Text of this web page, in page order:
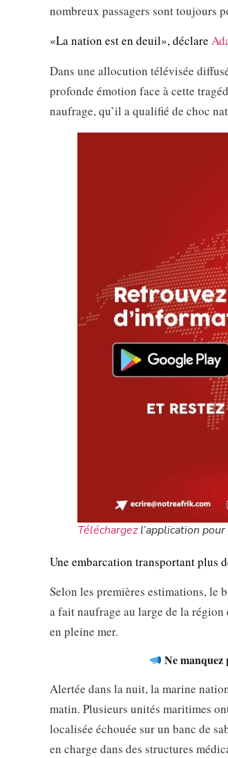
nombreux passagers sont toujours
«La nation est en deuil», déclare
Dans une allocution télévisée
profonde émotion face à cette
naufrage, qu’il a qualifié de choc
Téléchargezl’application
Une embarcation transportant plus
Selon les premières estimations, le
a fait naufrage au large de la région
en pleine mer.
Ne
Alertée dans la nuit, la marine
matin. Plusieurs unités maritimes
localisée échouée sur un banc de
en charge dans des structures